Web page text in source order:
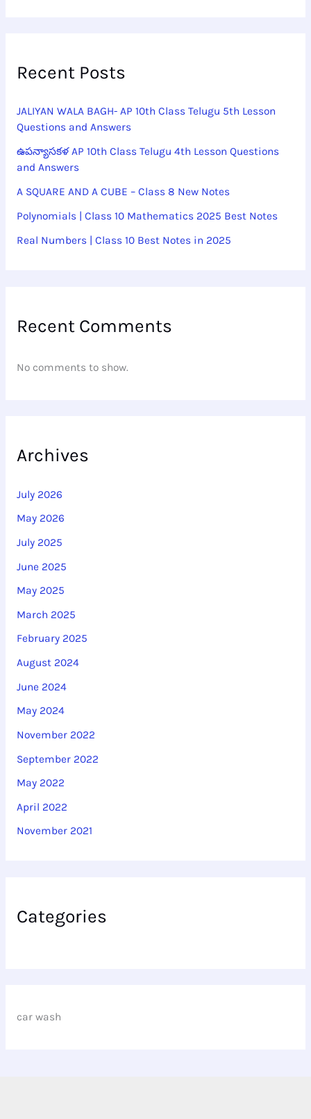
Recent Posts
JALIYAN WALA BAGH- AP 10th Class Telugu 5th Lesson
Questions and Answers
ఉపన్యాసకళ AP 10th Class Telugu 4th Lesson Questions
and Answers
A SQUARE AND A CUBE – Class 8 New Notes
Polynomials | Class 10 Mathematics 2025 Best Notes
Real Numbers | Class 10 Best Notes in 2025
Recent Comments
No comments to show.
Archives
July 2026
May 2026
July 2025
June 2025
May 2025
March 2025
February 2025
August 2024
June 2024
May 2024
November 2022
September 2022
May 2022
April 2022
November 2021
Categories
car wash